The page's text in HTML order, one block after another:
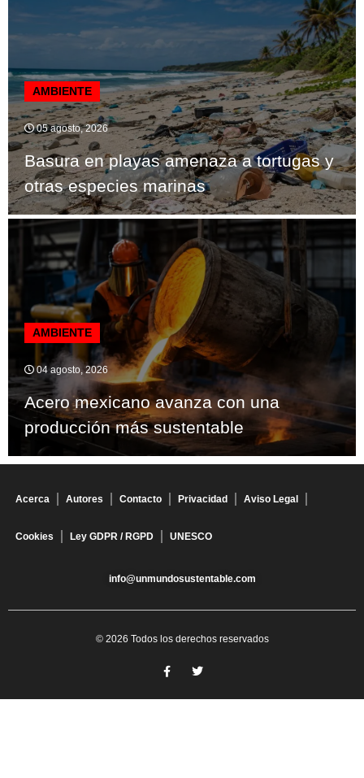
AMBIENTE
05 agosto, 2026
Basura en playas amenaza a tortugas y
otras especies marinas
AMBIENTE
04 agosto, 2026
Acero mexicano avanza con una
producción más sustentable
Acerca Autores Contacto Privacidad Aviso Legal
Cookies Ley GDPR / RGPD UNESCO
info@unmundosustentable.com
© 2026 Todos los derechos reservados